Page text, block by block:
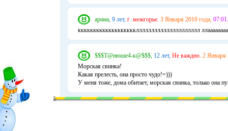
арина, 9 лет, г .межгорье. 3 Января 2010 года, 07:01.
кккккккккккккккккккллллллллллллллллллллл
$$$Т@нюше4-к@$$$, 12 лет, Не важдно. 2 Января
Морская свинка!
Какая прелесть, она просто чудо!=)))
У меня тоже, дома обитает, морская свинка, только она